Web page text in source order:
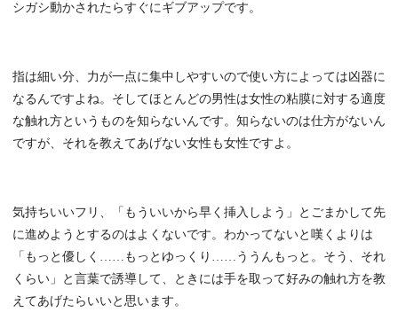
シガシ動かされたらすぐにギブアップです。
指は細い分、力が一点に集中しやすいので使い方によっては凶器に
なるんですよね。そしてほとんどの男性は女性の粘膜に対する適度
な触れ方というものを知らないんです。知らないのは仕方がないん
ですが、それを教えてあげない女性も女性ですよ。
気持ちいいフリ、「もういいから早く挿入しよう」とごまかして先
に進めようとするのはよくないです。わかってないと嘆くよりは
「もっと優しく……もっとゆっくり……ううんもっと。そう、それ
くらい」と言葉で誘導して、ときには手を取って好みの触れ方を教
えてあげたらいいと思います。